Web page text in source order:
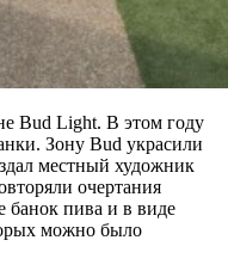
Bud Light. В этом году
Зону Bud украсили
местный художник
очертания
банок пива и в виде
можно было